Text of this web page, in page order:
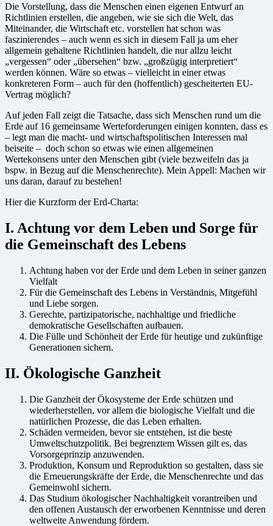
Die Vorstellung, dass die Menschen einen eigenen Entwurf an
Richtlinien erstellen, die angeben, wie sie sich die Welt, das
Miteinander, die Wirtschaft etc. vorstellen hat schon was
faszinierendes – auch wenn es sich in diesem Fall ja um eher
allgemein gehaltene Richtlinien handelt, die nur allzu leicht
„vergessen“ oder „übersehen“ bzw. „großzügig interpretiert“
werden können. Wäre so etwas – vielleicht in einer etwas
konkreteren Form – auch für den (hoffentlich) gescheiterten EU-
Vertrag möglich?
Auf jeden Fall zeigt die Tatsache, dass sich Menschen rund um die
Erde auf 16 gemeinsame Werteforderungen einigen konnten, dass es
– legt man die macht- und wirtschaftspolitischen Interessen mal
beiseite – doch schon so etwas wie einen allgemeinen
Wertekonsens unter den Menschen gibt (viele bezweifeln das ja
bspw. in Bezug auf die Menschenrechte). Mein Appell: Machen wir
uns daran, darauf zu bestehen!
Hier die Kurzform der Erd-Charta:
I. Achtung vor dem Leben und Sorge für
die Gemeinschaft des Lebens
Achtung haben vor der Erde und dem Leben in seiner ganzen
Vielfalt
Für die Gemeinschaft des Lebens in Verständnis, Mitgefühl
und Liebe sorgen.
Gerechte, partizipatorische, nachhaltige und friedliche
demokratische Gesellschaften aufbauen.
Die Fülle und Schönheit der Erde für heutige und zukünftige
Generationen sichern.
II. Ökologische Ganzheit
Die Ganzheit der Ökosysteme der Erde schützen und
wiederherstellen, vor allem die biologische Vielfalt und die
natürlichen Prozesse, die das Leben erhalten.
Schäden vermeiden, bevor sie entstehen, ist die beste
Umweltschutzpolitik. Bei begrenztem Wissen gilt es, das
Vorsorgeprinzip anzuwenden.
Produktion, Konsum und Reproduktion so gestalten, dass sie
die Erneuerungskräfte der Erde, die Menschenrechte und das
Gemeinwohl sichern.
Das Studium ökologischer Nachhaltigkeit vorantreiben und
den offenen Austausch der erworbenen Kenntnisse und deren
weltweite Anwendung fördern.